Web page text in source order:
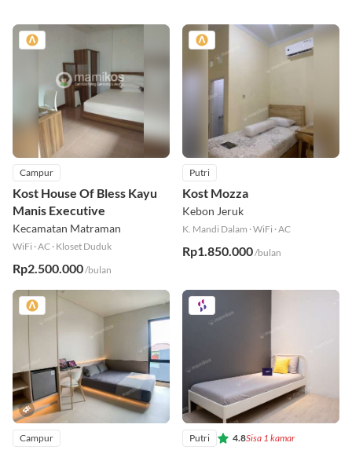
Campur
Kost House Of Bless Kayu
Manis Executive
Kecamatan Matraman
WiFi ·AC · Kloset Duduk
Rp2.500.000/bulan
Putri
Kost Mozza
Kebon Jeruk
K. Mandi Dalam ·WiFi ·AC
Rp1.850.000/bulan
Campur Putri 4.8Sisa 1 kamar